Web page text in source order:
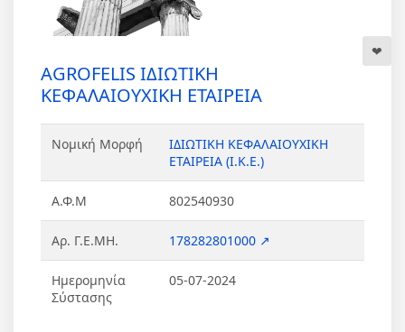
AGROFELIS ΙΔΙΩΤΙΚΗ
ΚΕΦΑΛΑΙΟΥΧΙΚΗ ΕΤΑΙΡΕΙΑ
Νομική Μορφή
ΙΔΙΩΤΙΚΗ ΚΕΦΑΛΑΙΟΥΧΙΚΗ
ΕΤΑΙΡΕΙΑ (Ι.Κ.Ε.)
Α.Φ.Μ 802540930
Αρ. Γ.Ε.ΜΗ. 178282801000 ↗
Ημερομηνία
Σύστασης
05-07-2024